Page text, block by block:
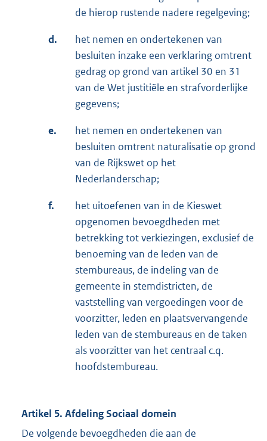
de hierop rustende nadere regelgeving;
d.
het nemen en ondertekenen van
besluiten inzake een verklaring omtrent
gedrag op grond van artikel 30 en 31
van de Wet justitiële en strafvorderlijke
gegevens;
e.
het nemen en ondertekenen van
besluiten omtrent naturalisatie op grond
van de Rijkswet op het
Nederlanderschap;
f.
het uitoefenen van in de Kieswet
opgenomen bevoegdheden met
betrekking tot verkiezingen, exclusief de
benoeming van de leden van de
stembureaus, de indeling van de
gemeente in stemdistricten, de
vaststelling van vergoedingen voor de
voorzitter, leden en plaatsvervangende
leden van de stembureaus en de taken
als voorzitter van het centraal c.q.
hoofdstembureau.
Artikel 5. Afdeling Sociaal domein
De volgende bevoegdheden die aan de